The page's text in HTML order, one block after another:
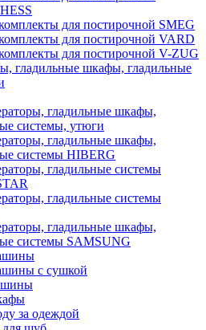
для постирочной SMEG
для постирочной VARD
для постирочной V-ZUG
гладильные шкафы, гладильные
гладильные шкафы,
системы, утюги
гладильные шкафы,
системы HIBERG
гладильные системы
гладильные системы
гладильные шкафы,
системы SAMSUNG
с сушкой
за одеждой